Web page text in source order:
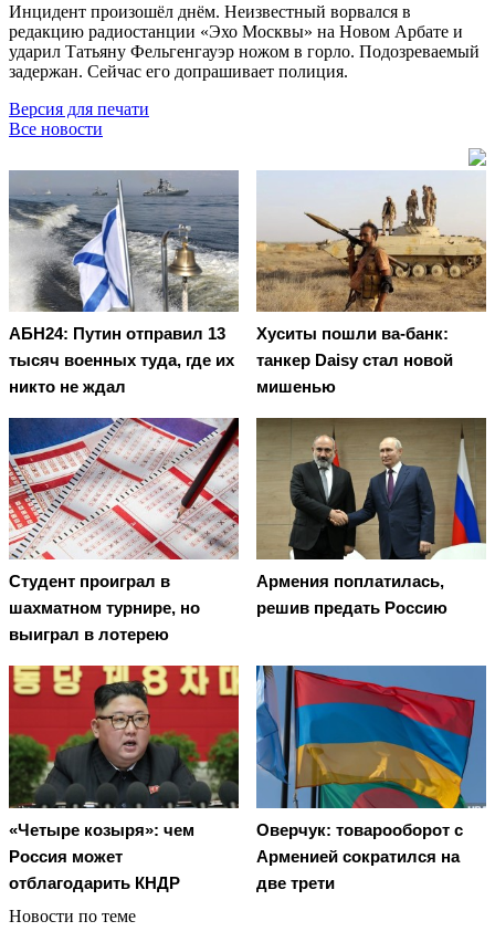
Инцидент произошёл днём. Неизвестный ворвался в
редакцию радиостанции «Эхо Москвы» на Новом Арбате и
ударил Татьяну Фельгенгауэр ножом в горло. Подозреваемый
задержан. Сейчас его допрашивает полиция.
Версия для печати
Все новости
АБН24: Путин отправил 13
тысяч военных туда, где их
никто не ждал
Хуситы пошли ва-банк:
танкер Daisy стал новой
мишенью
Студент проиграл в
шахматном турнире, но
выиграл в лотерею
Армения поплатилась,
решив предать Россию
«Четыре козыря»: чем
Россия может
отблагодарить КНДР
Оверчук: товарооборот с
Арменией сократился на
две трети
Новости по теме